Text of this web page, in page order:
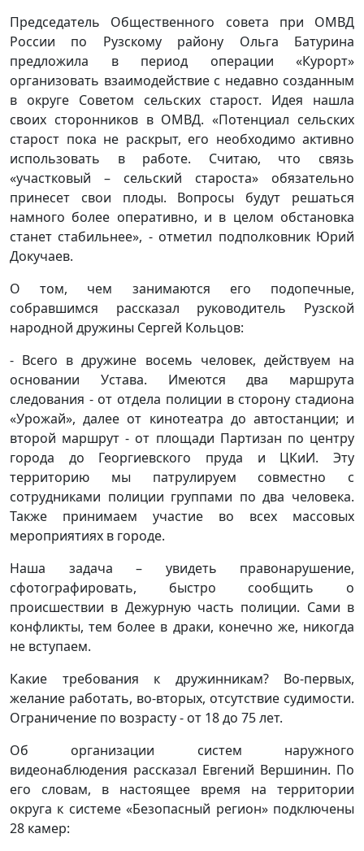
Председатель Общественного совета при ОМВД
России по Рузскому району Ольга Батурина
предложила в период операции «Курорт»
организовать взаимодействие с недавно созданным
в округе Советом сельских старост. Идея нашла
своих сторонников в ОМВД. «Потенциал сельских
старост пока не раскрыт, его необходимо активно
использовать в работе. Считаю, что связь
«участковый – сельский староста» обязательно
принесет свои плоды. Вопросы будут решаться
намного более оперативно, и в целом обстановка
станет стабильнее», - отметил подполковник Юрий
Докучаев.
О том, чем занимаются его подопечные,
собравшимся рассказал руководитель Рузской
народной дружины Сергей Кольцов:
- Всего в дружине восемь человек, действуем на
основании Устава. Имеются два маршрута
следования - от отдела полиции в сторону стадиона
«Урожай», далее от кинотеатра до автостанции; и
второй маршрут - от площади Партизан по центру
города до Георгиевского пруда и ЦКиИ. Эту
территорию мы патрулируем совместно с
сотрудниками полиции группами по два человека.
Также принимаем участие во всех массовых
мероприятиях в городе.
Наша задача – увидеть правонарушение,
сфотографировать, быстро сообщить о
происшествии в Дежурную часть полиции. Сами в
конфликты, тем более в драки, конечно же, никогда
не вступаем.
Какие требования к дружинникам? Во-первых,
желание работать, во-вторых, отсутствие судимости.
Ограничение по возрасту - от 18 до 75 лет.
Об организации систем наружного
видеонаблюдения рассказал Евгений Вершинин. По
его словам, в настоящее время на территории
округа к системе «Безопасный регион» подключены
28 камер: